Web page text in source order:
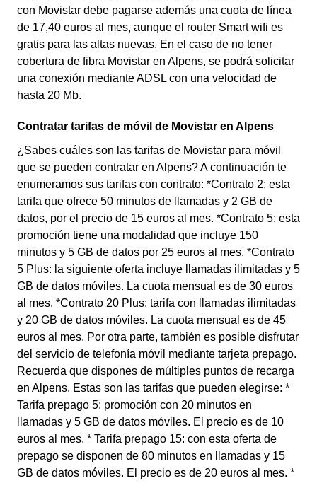
con Movistar debe pagarse además una cuota de línea
de 17,40 euros al mes, aunque el router Smart wifi es
gratis para las altas nuevas. En el caso de no tener
cobertura de fibra Movistar en Alpens, se podrá solicitar
una conexión mediante ADSL con una velocidad de
hasta 20 Mb.
Contratar tarifas de móvil de Movistar en Alpens
¿Sabes cuáles son las tarifas de Movistar para móvil
que se pueden contratar en Alpens? A continuación te
enumeramos sus tarifas con contrato: *Contrato 2: esta
tarifa que ofrece 50 minutos de llamadas y 2 GB de
datos, por el precio de 15 euros al mes. *Contrato 5: esta
promoción tiene una modalidad que incluye 150
minutos y 5 GB de datos por 25 euros al mes. *Contrato
5 Plus: la siguiente oferta incluye llamadas ilimitadas y 5
GB de datos móviles. La cuota mensual es de 30 euros
al mes. *Contrato 20 Plus: tarifa con llamadas ilimitadas
y 20 GB de datos móviles. La cuota mensual es de 45
euros al mes. Por otra parte, también es posible disfrutar
del servicio de telefonía móvil mediante tarjeta prepago.
Recuerda que dispones de múltiples puntos de recarga
en Alpens. Estas son las tarifas que pueden elegirse: *
Tarifa prepago 5: promoción con 20 minutos en
llamadas y 5 GB de datos móviles. El precio es de 10
euros al mes. * Tarifa prepago 15: con esta oferta de
prepago se disponen de 80 minutos en llamadas y 15
GB de datos móviles. El precio es de 20 euros al mes. *